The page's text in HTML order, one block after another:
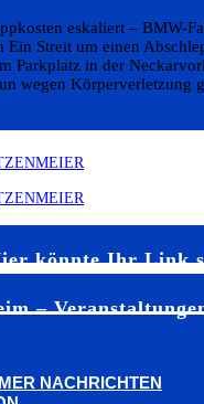
eskaliert – BMW-
Ein Streit um einen
Parkplatz in der
wegen Körperverletzung
könnte Ihr Link
–
NACHRICHTEN